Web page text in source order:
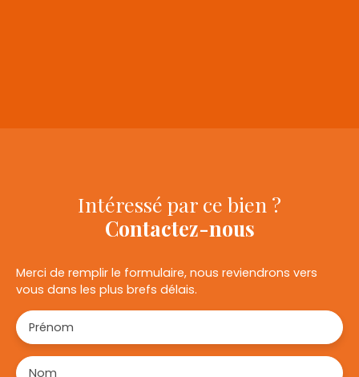
Intéressé par ce bien ?
Contactez-nous
Merci de remplir le formulaire, nous reviendrons vers
vous dans les plus brefs délais.
Prénom
Nom